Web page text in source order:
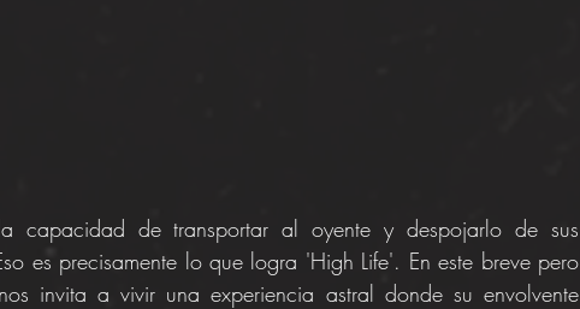
capacidad de transportar al oyente y despojarlo de sus
es precisamente lo que logra 'High Life'. En este breve pero
invita a vivir una experiencia astral donde su envolvente